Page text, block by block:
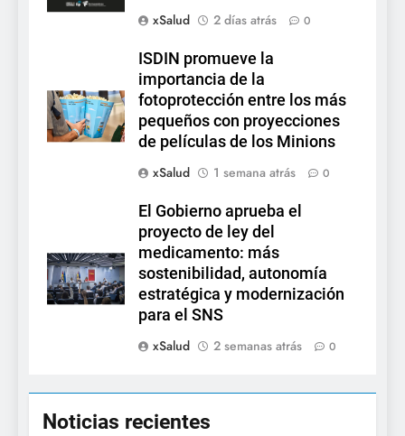
xSalud
2 días atrás 0
ISDIN promueve la
importancia de la
fotoprotección entre los más
pequeños con proyecciones
de películas de los Minions
xSalud
1 semana atrás 0
El Gobierno aprueba el
proyecto de ley del
medicamento: más
sostenibilidad, autonomía
estratégica y modernización
para el SNS
xSalud
2 semanas atrás 0
Noticias recientes